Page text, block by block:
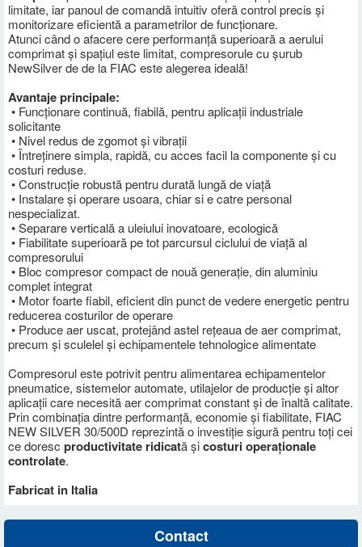
limitate, iar panoul de comandă intuitiv oferă control precis și
monitorizare eficientă a parametrilor de funcționare.
Atunci când o afacere cere performanță superioară a aerului
comprimat și spațiul este limitat, compresorule cu șurub
NewSilver de de la FIAC este alegerea ideală!
Avantaje principale:
• Funcționare continuă, fiabilă, pentru aplicații industriale
solicitante
• Nivel redus de zgomot și vibrații
• Întreținere simpla, rapidă, cu acces facil la componente și cu
costuri reduse.
• Construcție robustă pentru durată lungă de viață
• Instalare și operare usoara, chiar si e catre personal
nespecializat.
• Separare verticală a uleiului inovatoare, ecologică
• Fiabilitate superioară pe tot parcursul ciclului de viață al
compresorului
• Bloc compresor compact de nouă generație, din aluminiu
complet integrat
• Motor foarte fiabil, eficient din punct de vedere energetic pentru
reducerea costurilor de operare
• Produce aer uscat, protejând astel rețeaua de aer comprimat,
precum și sculelel și echipamentele tehnologice alimentate
Compresorul este potrivit pentru alimentarea echipamentelor
pneumatice, sistemelor automate, utilajelor de producție și altor
aplicații care necesită aer comprimat constant și de înaltă calitate.
Prin combinația dintre performanță, economie și fiabilitate, FIAC
NEW SILVER 30/500D reprezintă o investiție sigură pentru toți cei
ce doresc productivitate ridicată șicosturi operaționale
controlate.
Fabricat in Italia
Contact